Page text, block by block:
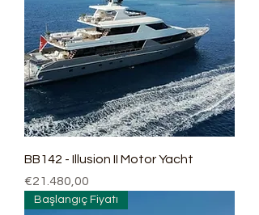
BB142 - Illusion II Motor Yacht
Fiyat
€21.480,00
Başlangıç Fiyatı